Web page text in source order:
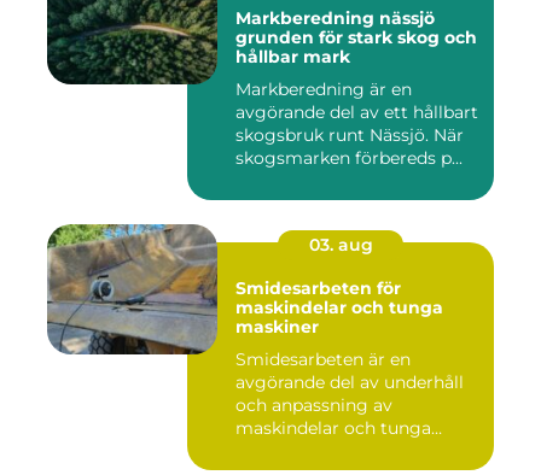
Markberedning nässjö
grunden för stark skog och
hållbar mark
Markberedning är en
avgörande del av ett hållbart
skogsbruk runt Nässjö. När
skogsmarken förbereds p...
03. aug
Smidesarbeten för
maskindelar och tunga
maskiner
Smidesarbeten är en
avgörande del av underhåll
och anpassning av
maskindelar och tunga